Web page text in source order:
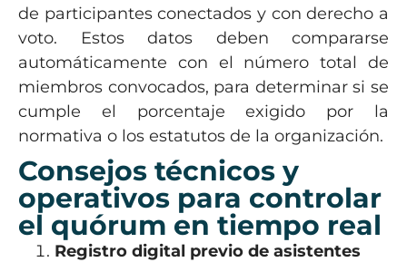
de participantes conectados y con derecho a
voto. Estos datos deben compararse
automáticamente con el número total de
miembros convocados, para determinar si se
cumple el porcentaje exigido por la
normativa o los estatutos de la organización.
Consejos técnicos y
operativos para controlar
el quórum en tiempo real
Registro digital previo de asistentes